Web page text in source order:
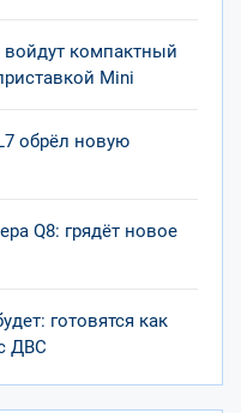
компактный
Mini
обрёл новую
Q8: грядёт новое
готовятся как
ДВС